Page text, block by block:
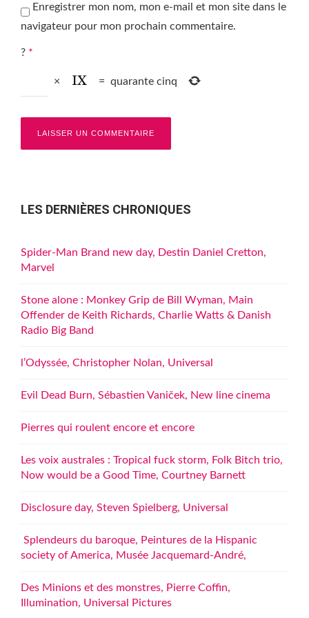
Enregistrer mon nom, mon e-mail et mon site dans le
navigateur pour mon prochain commentaire.
? *
× = quarante cinq
LES DERNIÈRES CHRONIQUES
Spider-Man Brand new day, Destin Daniel Cretton,
Marvel
Stone alone : Monkey Grip de Bill Wyman, Main
Offender de Keith Richards, Charlie Watts & Danish
Radio Big Band
l’Odyssée, Christopher Nolan, Universal
Evil Dead Burn, Sébastien Vaniček, New line cinema
Pierres qui roulent encore et encore
Les voix australes : Tropical fuck storm, Folk Bitch trio,
Now would be a Good Time, Courtney Barnett
Disclosure day, Steven Spielberg, Universal
Splendeurs du baroque, Peintures de la Hispanic
society of America, Musée Jacquemard-André,
Des Minions et des monstres, Pierre Coffin,
Illumination, Universal Pictures